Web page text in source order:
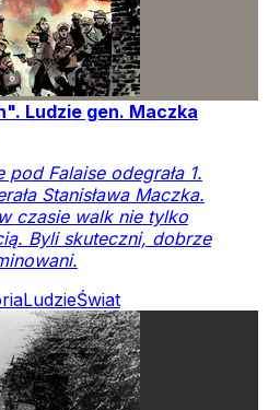
Ludzie gen. Maczka
Falaise odegrała 1.
Stanisława Maczka.
czasie walk nie tylko
Byli skuteczni, dobrze
LudzieŚwiat